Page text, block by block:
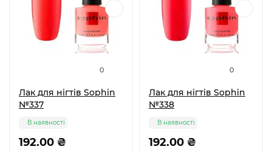
0
Лак для нігтів Sophin
№337
192.00 ₴
В наявності
0
Лак для нігтів Sophin
№338
192.00 ₴
В наявності